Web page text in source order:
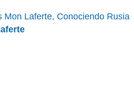
Mon Laferte, Conociendo Rusia